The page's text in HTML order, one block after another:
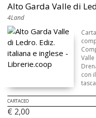
Alto Garda Valle di
4Land
con
CARTACEO
€ 2,00